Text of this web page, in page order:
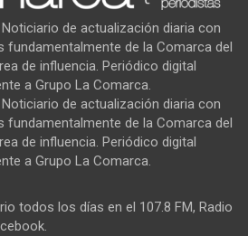
de actualización diaria con
de la Comarca del
de influencia. Periódico digital
a Grupo La Comarca.
de actualización diaria con
de la Comarca del
de influencia. Periódico digital
a Grupo La Comarca.
todos los días en el 107.8 FM, Radio